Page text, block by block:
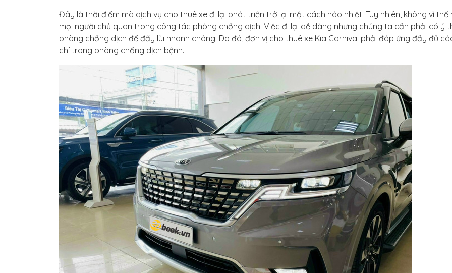
Đây là thời điểm mà dịch vụ cho thuê xe đi lại phát triển trở lại một cách náo nhiệt. Tuy nhiên, không vì thế
mọi người chủ quan trong công tác phòng chống dịch. Việc đi lại dễ dàng nhưng chúng ta cần phải có ý
phòng chống dịch để đẩy lùi nhanh chóng. Do đó, đơn vị cho thuê xe Kia Carnival phải đáp ứng đầy đủ
chí trong phòng chống dịch bệnh.